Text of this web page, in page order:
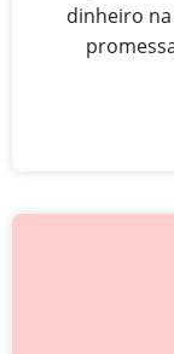
dinheiro